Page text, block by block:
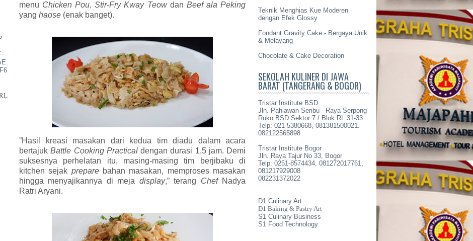
menu Chicken Pou,Stir-Fry Kway Teowdan Beef ala Peking
yang haose (enak banget).
”Hasil kreasi masakan dari kedua tim diadu dalam acara
bertajukBattle Cooking Practicaldengan durasi 1,5 jam. Demi
suksesnya perhelatan itu, masing-masing tim berjibaku di
kitchen sejak preparebahan masakan, memproses masakan
hingga menyajikannya di meja display,” terang Chef Nadya
Ratri Aryani.
Teknik Menghias Kue Moderen
dengan Efek Glossy
Fondant Gravity Cake - Bergaya Unik
& Melayang
Chocolate & Cake Decoration
SEKOLAH KULINER DI JAWA
BARAT (TANGERANG & BOGOR)
Tristar Institute BSD
Jln. Pahlawan Seribu - Raya Serpong
Ruko BSD Sektor 7 / Blok RL 31-33
Telp: 021-5380668, 081381500021.
082122565898
Tristar Institute Bogor
Jln. Raya Tajur No 33, Bogor
Telp: 0251-8574434, 081272017761,
081217929008
082231372022
D1 Culinary Art
D1 Baking & Pastry Art
S1 Culinary Business
S1 Food Technology